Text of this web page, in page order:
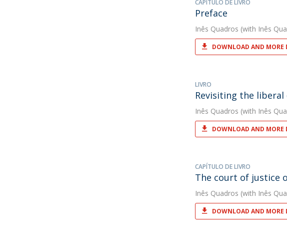
CAPÍTULO DE LIVRO
Preface
Inês Quadros (with Inês
DOWNLOAD AND MORE
LIVRO
Revisiting the
Inês Quadros (with Inês
DOWNLOAD AND MORE
CAPÍTULO DE LIVRO
The court of justice
Inês Quadros (with Inês
DOWNLOAD AND MORE